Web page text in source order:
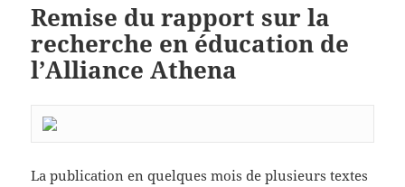
Remise du rapport sur la
recherche en éducation de
l’Alliance Athena
La publication en quelques mois de plusieurs textes